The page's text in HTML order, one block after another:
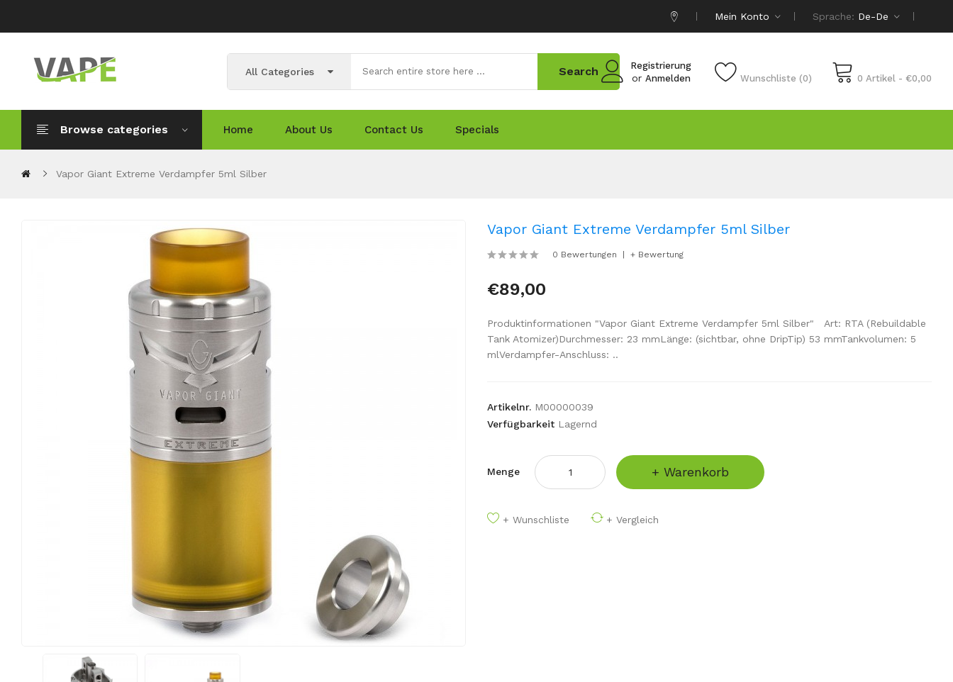
Mein Konto Sprache: De-De
Registrierung
or Anmelden Wunschliste (0) 0 Artikel - €0,00
All Categories Search
Browse categories Home About Us Contact Us Specials
Vapor Giant Extreme Verdampfer 5ml Silber
Vapor Giant Extreme Verdampfer 5ml Silber
0 Bewertungen + Bewertung
€89,00
Produktinformationen "Vapor Giant Extreme Verdampfer 5ml Silber" Art: RTA (Rebuildable
Tank Atomizer)Durchmesser: 23 mmLänge: (sichtbar, ohne DripTip) 53 mmTankvolumen: 5
mlVerdampfer-Anschluss: ..
Artikelnr. M00000039
Verfügbarkeit Lagernd
Menge + Warenkorb
+ Wunschliste + Vergleich